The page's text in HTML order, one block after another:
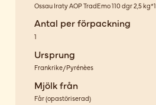
Ossau Iraty AOP TradEmo 110 dgr 2,5 kg*1
Antal per förpackning
1
Ursprung
Frankrike/Pyrénèes
Mjölk från
Får(opastöriserad)